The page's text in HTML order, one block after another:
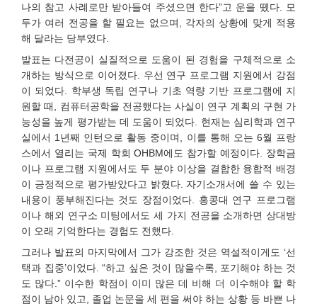
나의 참고 사례로만 받아들여 주셨으면 한다”고 운을 뗐다. 모
두가 여러 전공을 할 필요는 없으며, 각자의 상황에 맞게 적용
해 달라는 당부였다.
발표는 다전공이 실질적으로 도움이 된 경험을 구체적으로 소
개하는 방식으로 이어졌다. 우선 연구 프로그램 지원에서 강점
이 되었다. 학부생 독립 연구나 기초 역량 기반 프로그램에 지
원할 때, 컴퓨터공학을 전공했다는 사실이 연구 계획의 구현 가
능성을 높게 평가받는 데 도움이 되었다. 현재는 심리학과 연구
실에서 1년째 인턴으로 활동 중이며, 이를 통해 오는 6월 프랑
스에서 열리는 국제 학회 OHBM에도 참가할 예정이다. 장학금
이나 프로그램 지원에서도 두 분야 이상을 결합한 융합적 배경
이 긍정적으로 평가받았다고 밝혔다. 자기소개서에 쓸 수 있는
내용이 풍부해진다는 것도 장점이었다. 홍콩대 연구 프로그램
이나 해외 연구소 미팅에서도 세 가지 전공을 소개하면 상대방
이 오래 기억한다는 경험도 전했다.
그러나 발표의 마지막에서 그가 강조한 것은 역설적이게도 ‘선
택과 집중’이었다. “하고 싶은 것이 많을수록, 포기해야 하는 것
도 많다.” 이수한 학점이 이미 많은 데 비해 더 이수해야 할 학
점이 남아 있고, 졸업 논문을 세 편을 써야 하는 상황 등 바쁜 나